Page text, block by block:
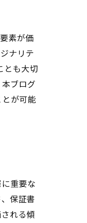
素が価
ナリテ
とも大切
ブログ
が可能
重要な
保証書
れる傾